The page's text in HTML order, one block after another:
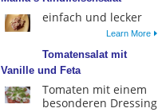
einfach und lecker
Learn More
Tomatensalat mit
Vanille und Feta
Tomaten mit einem
besonderen Dressing